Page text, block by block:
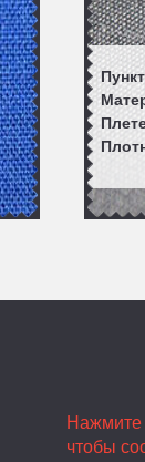
Нажмите
чтобы